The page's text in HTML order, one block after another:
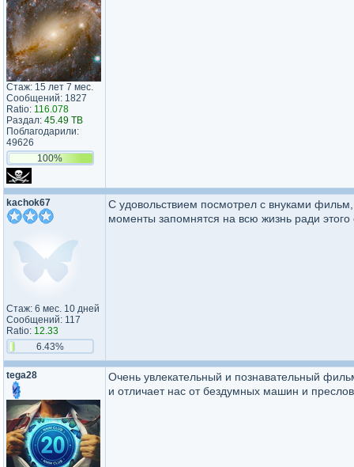
Стаж: 15 лет 7 мес.
Сообщений: 1827
Ratio: 116.078
Раздал: 45.49 TB
Поблагодарили:
49626
100%
kachok67
Стаж: 6 мес. 10 дней
Сообщений: 117
Ratio: 12.33
6.43%
С удовольствием посмотрел с внуками
моменты запомнятся на всю жизнь ради этого
tega28
Очень увлекательный и познавательный
и отличает нас от бездумных машин и